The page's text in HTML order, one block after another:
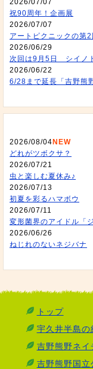
2026/07/07
祝90周年！企画展
2026/07/07
アートピクニックの第
2026/06/29
次回は9月5日 シイノ
2026/06/22
6/28まで延長「吉野熊
2026/08/04 NEW
どれがツボクサ？
2026/07/21
虫と楽しむ夏休み♪
2026/07/13
初夏を彩るハマボウ
2026/07/11
変形菌界のアイドル「
2026/06/26
ねじれのないネジバナ
トップ
宇久井半島の
吉野熊野ネイ
吉野熊野国立